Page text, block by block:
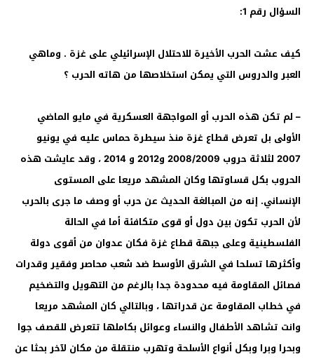
السؤال رقم 1:
كيف عشت الحرب الأخيرة للاحتلال الإسرائيلي على غزة . وماهي
العبر والدروس التي يمكن استخلاصها من هاته الحرب ؟
– لم تكن هذه الحرب أو المواجهة العسكرية في مايو الماضي
الأولى بل تعرض قطاع غزة منذ سيطرة حماس عليه في يونيو
2007 لثلاثة حروب 2008/2009 و2012 و 2014 ، وقد عايشت هذه
الحروب بكل قساوتها وكان المشهد مريعا على المستوى
الإنساني. إنه من المبالغة الحديث عن حرب أو وصف ما جرى بالحرب
لأن الحرب تكون بين دول أو قوى متكافئة أما في الحالة
الفلسطينية وعلى جبهة قطاع غزة فكان عدوان من أقوى دولة
وأكثرها تسلحا في الشرق الأوسط ضد شعب محاصر وفقير وقدرات
فصائل المقاومة فيه محدودة جدا بالرغم من التهويل والتضخيم
في خطاب المقاومة عن قدراتها ، وبالتالي كان المشهد مريعا
وانت تشاهد الأطفال والنساء وعوائل بكاملها تتعرض للقصف جوا
وبحرا وبرا وبكل أنواع الأسلحة وتهرب منتقلة من مكان لآخر بحثا عن